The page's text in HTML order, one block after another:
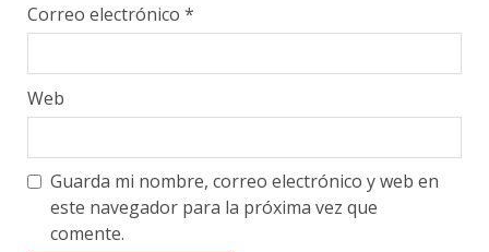
Correo electrónico *
Web
Guarda mi nombre, correo electrónico y web en
este navegador para la próxima vez que
comente.